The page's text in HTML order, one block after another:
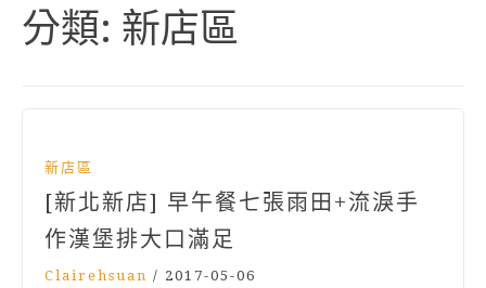
分類: 新店區
新店區
[新北新店] 早午餐七張雨田+流淚手
作漢堡排大口滿足
Clairehsuan / 2017-05-06